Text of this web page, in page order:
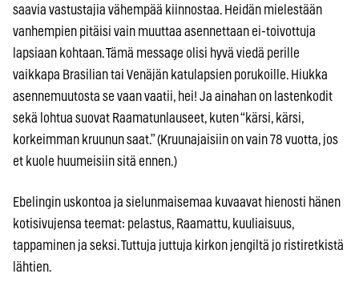
saavia vastustajia vähempää kiinnostaa. Heidän mielestään
vanhempien pitäisi vain muuttaa asennettaan ei-toivottuja
lapsiaan kohtaan. Tämä message olisi hyvä viedä perille
vaikkapa Brasilian tai Venäjän katulapsien porukoille. Hiukka
asennemuutosta se vaan vaatii, hei! Ja ainahan on lastenkodit
sekä lohtua suovat Raamatunlauseet, kuten “kärsi, kärsi,
korkeimman kruunun saat.” (Kruunajaisiin on vain 78 vuotta, jos
et kuole huumeisiin sitä ennen.)
Ebelingin uskontoa ja sielunmaisemaa kuvaavat hienosti hänen
kotisivujensa teemat: pelastus, Raamattu, kuuliaisuus,
tappaminen ja seksi. Tuttuja juttuja kirkon jengiltä jo ristiretkistä
lähtien.